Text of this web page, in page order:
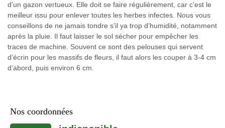
d’un gazon vertueux. Elle doit se faire régulièrement, car c'est le
meilleur issu pour enlever toutes les herbes infectes. Nous vous
conseillons de ne jamais tondre s’il ya trop d’humidité, notamment
après la pluie. Il faut laisser le sol sécher pour empêcher les
traces de machine. Souvent ce sont des pelouses qui servent
d’écrin pour les massifs de fleurs, il faut alors les couper à 3-4 cm
d’abord, puis environ 6 cm.
Nos coordonnées